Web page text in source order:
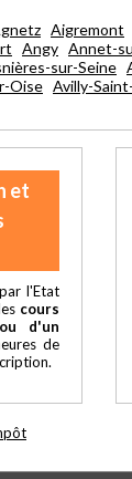
Aigremont
Angy Annet-
sur-Seine
Oise Avilly-
et
l'Etat
cours
d'un
de